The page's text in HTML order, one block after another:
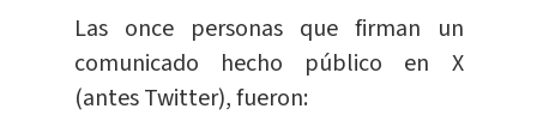
Las once personas que firman un
comunicado hecho público en X
(antes Twitter), fueron: